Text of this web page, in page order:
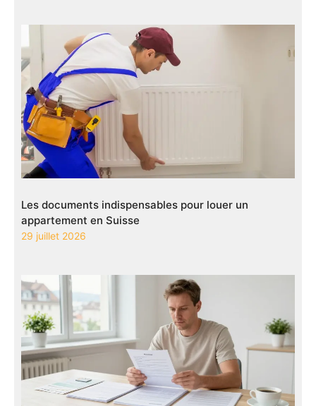
Les documents indispensables pour louer un
appartement en Suisse
29 juillet 2026